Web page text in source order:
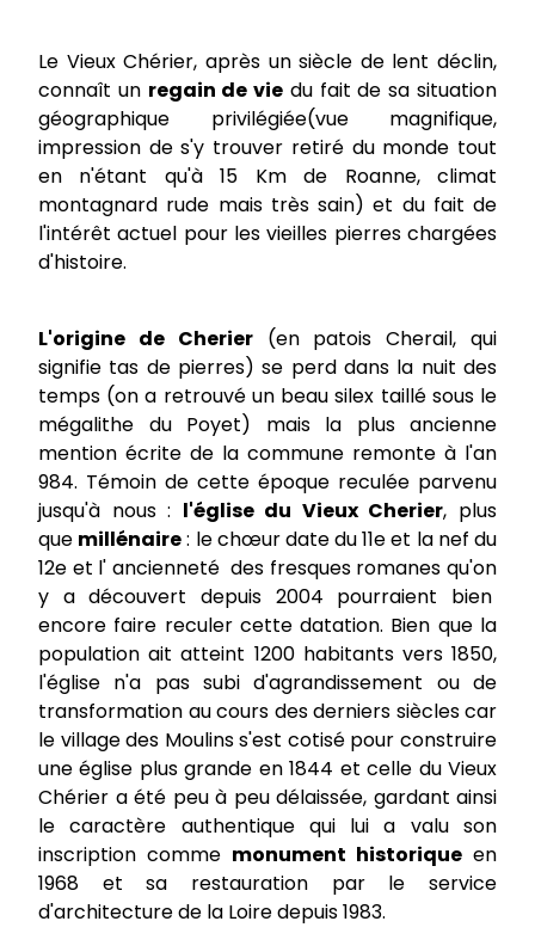
Le Vieux Chérier, après un siècle de lent déclin,
connaît un regain de vie du fait de sa situation
géographique privilégiée(vue magnifique,
impression de s'y trouver retiré du monde tout
en n'étant qu'à 15 Km de Roanne, climat
montagnard rude mais très sain) et du fait de
l'intérêt actuel pour les vieilles pierres chargées
d'histoire.
L'origine de Cherier(en patois Cherail, qui
signifie tas de pierres) se perd dans la nuit des
temps (on a retrouvé un beau silex taillé sous le
mégalithe du Poyet) mais la plus ancienne
mention écrite de la commune remonte à l'an
984. Témoin de cette époque reculée parvenu
jusqu'à nous : l'église du Vieux Cherier, plus
que millénaire: le chœur date du 11e et la nef du
12e et l' ancienneté des fresques romanes qu'on
y a découvert depuis 2004 pourraient bien
encore faire reculer cette datation. Bien que la
population ait atteint 1200 habitants vers 1850,
l'église n'a pas subi d'agrandissement ou de
transformation au cours des derniers siècles car
le village des Moulins s'est cotisé pour construire
une église plus grande en 1844 et celle du Vieux
Chérier a été peu à peu délaissée, gardant ainsi
le caractère authentique qui lui a valu son
inscription comme monument historique en
1968 et sa restauration par le service
d'architecture de la Loire depuis 1983.